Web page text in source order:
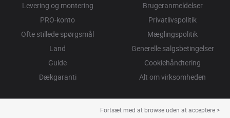
Levering og montering
PRO-konto
Ofte stillede spørgsmål
Land
Guide
Dækgaranti
Brugeranmeldelser
Privatlivspolitik
Mæglingspolitik
Generelle salgsbetingelser
Cookiehåndtering
Alt om virksomheden
Fortsæt med at browse uden at acceptere >